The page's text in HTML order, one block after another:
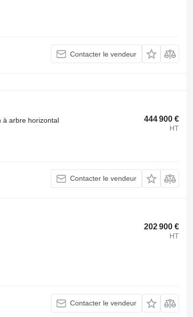
Contacter le vendeur
444 900 €
HT
à arbre horizontal
Contacter le vendeur
202 900 €
HT
Contacter le vendeur